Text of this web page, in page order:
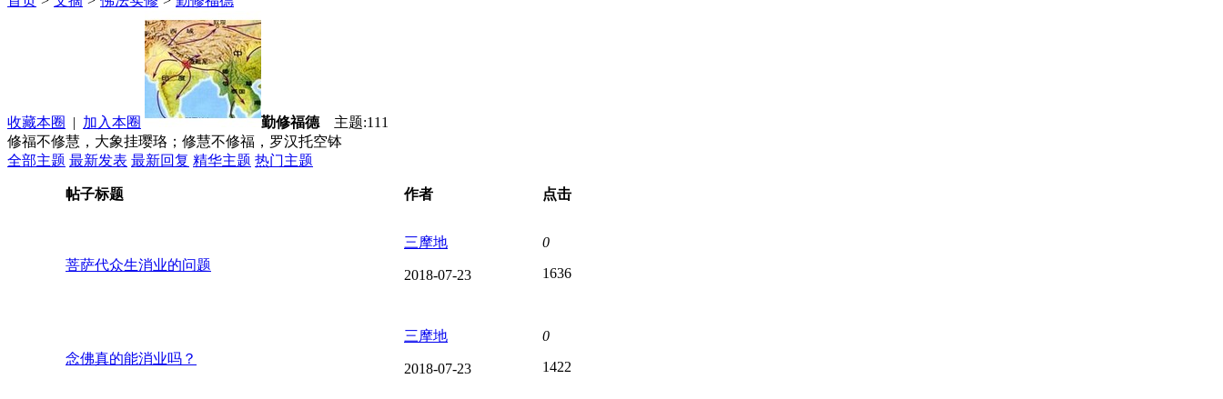
收藏本圈 | 加入本圈 勤修福德 主题:111
修福不修慧，大象挂璎珞；修慧不修福，罗汉托空钵
全部主题 最新发表 最新回复 精华主题 热门主题
帖子标题 作者 点击
菩萨代众生消业的问题
三摩地
2018-07-23
0
1636
念佛真的能消业吗？
三摩地
2018-07-23
0
1422